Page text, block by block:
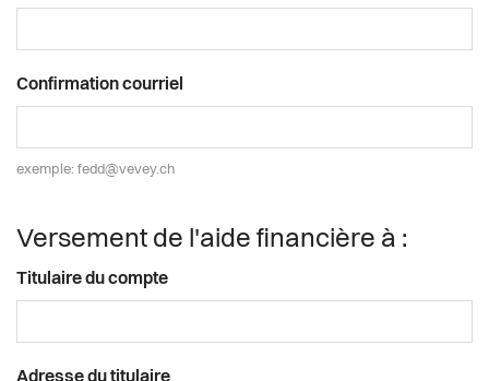
Confirmation courriel
exemple: fedd@vevey.ch
Versement de l'aide financière à :
Titulaire du compte